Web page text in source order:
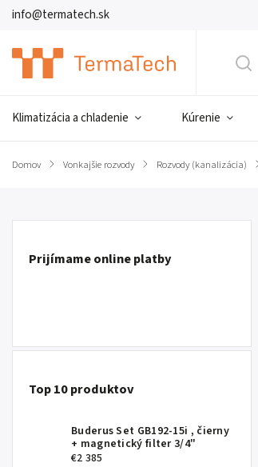
info@termatech.sk
Klimatizácia a chladenie Kúrenie
Domov / Vonkajšie rozvody / Rozvody (kanalizácia) /
Prijímame online platby
Top 10 produktov
Buderus Set GB192-15i , čierny
+ magnetický filter 3/4"
€2 385